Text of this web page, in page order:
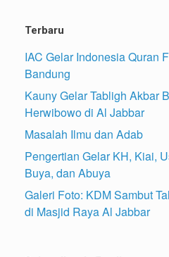
Terbaru
IAC Gelar Indonesia Quran
Bandung
Kauny Gelar Tabligh Akbar
Herwibowo di Al Jabbar
Masalah Ilmu dan Adab
Pengertian Gelar KH, Kiai,
Buya, dan Abuya
Galeri Foto: KDM Sambut
di Masjid Raya Al Jabbar